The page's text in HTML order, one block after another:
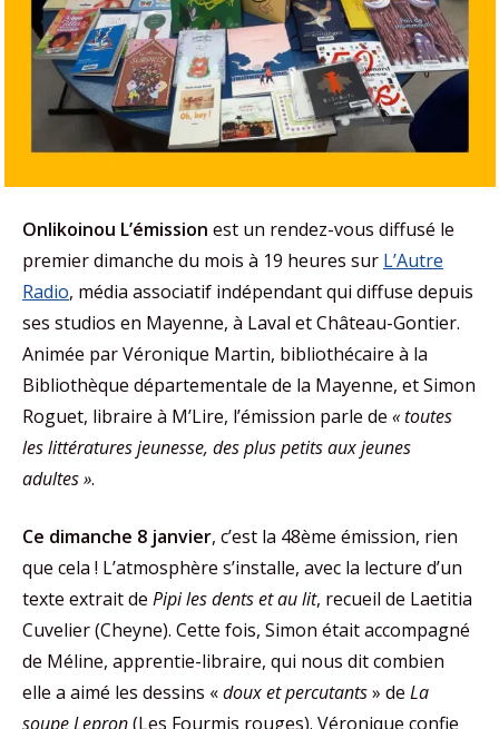
Onlikoinou L’émission est un rendez-vous diffusé le
premier dimanche du mois à 19 heures sur L’Autre
Radio, média associatif indépendant qui diffuse depuis
ses studios en Mayenne, à Laval et Château-Gontier.
Animée par Véronique Martin, bibliothécaire à la
Bibliothèque départementale de la Mayenne, et Simon
Roguet, libraire à M’Lire, l’émission parle de « toutes
les littératures jeunesse, des plus petits aux jeunes
adultes ».
Ce dimanche 8 janvier, c’est la 48ème émission, rien
que cela ! L’atmosphère s’installe, avec la lecture d’un
texte extrait de Pipi les dents et au lit, recueil de Laetitia
Cuvelier (Cheyne). Cette fois, Simon était accompagné
de Méline, apprentie-libraire, qui nous dit combien
elle a aimé les dessins «doux et percutants» de La
soupe Lepron(Les Fourmis rouges). Véronique confie